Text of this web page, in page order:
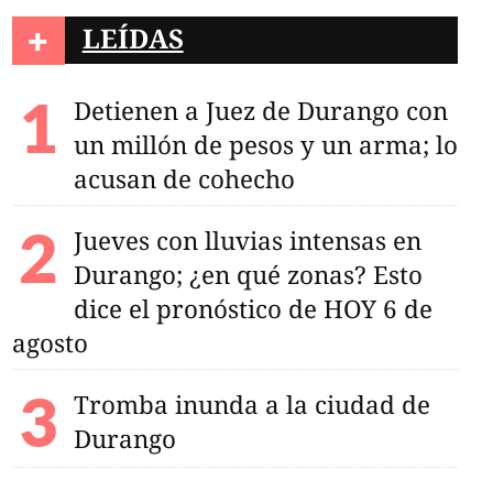
+ LEÍDAS
Detienen a Juez de Durango con
un millón de pesos y un arma; lo
acusan de cohecho
Jueves con lluvias intensas en
Durango; ¿en qué zonas? Esto
dice el pronóstico de HOY 6 de
agosto
Tromba inunda a la ciudad de
Durango